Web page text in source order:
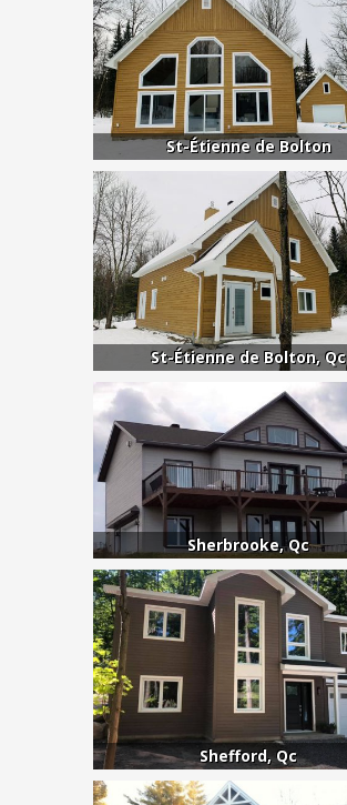
St-Étienne de Bolton
St-Étienne de Bolton, Qc
Sherbrooke, Qc
Shefford, Qc